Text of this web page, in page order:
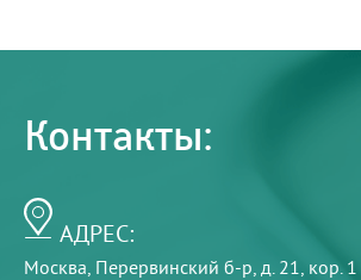
Контакты:
АДРЕС:
Москва, Перервинский б-р, д. 21, кор. 1